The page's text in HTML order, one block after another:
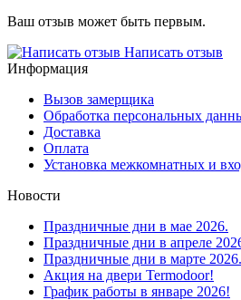
Ваш отзыв может быть первым.
Написать отзыв
Информация
Вызов замерщика
Обработка персональных
Доставка
Оплата
Установка межкомнатных и
Новости
Праздничные дни в мае 2026.
Праздничные дни в апреле
Праздничные дни в марте 2026.
Акция на двери Termodoor!
График работы в январе 2026!